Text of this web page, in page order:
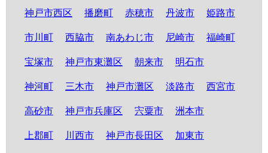
神戸市西区 播磨町 赤穂市 丹波市 姫路市
市川町 西脇市 南あわじ市 尼崎市 福崎町
宝塚市 神戸市東灘区 朝来市 明石市
神河町 三木市 神戸市灘区 淡路市 西宮市
高砂市 神戸市兵庫区 宍粟市 洲本市
上郡町 川西市 神戸市長田区 加東市